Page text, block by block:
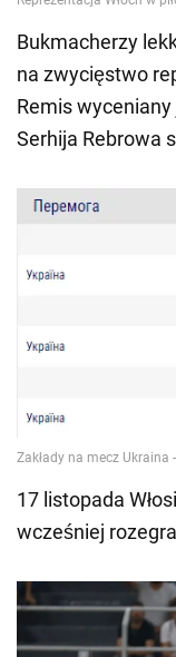
Bukmacherzy
na zwycięstwo
Remis
Serhija Rebrowa
17 listopada
wcześniej